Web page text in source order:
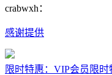
crabwxh：
感谢提供
限时特惠：VIP会员限时